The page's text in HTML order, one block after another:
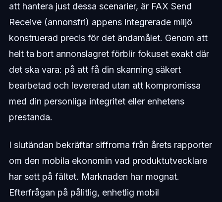
att hantera just dessa scenarier, är FAX Send
Receive (annonsfri) appens integrerade miljö
konstruerad precis för det ändamålet. Genom att
helt ta bort annonslagret förblir fokuset exakt där
det ska vara: på att få din skanning säkert
bearbetad och levererad utan att kompromissa
med din personliga integritet eller enhetens
prestanda.
I slutändan bekräftar siffrorna från årets rapporter
om den mobila ekonomin vad produktutvecklare
har sett på fältet. Marknaden har mognat.
Efterfrågan på pålitlig, enhetlig mobil